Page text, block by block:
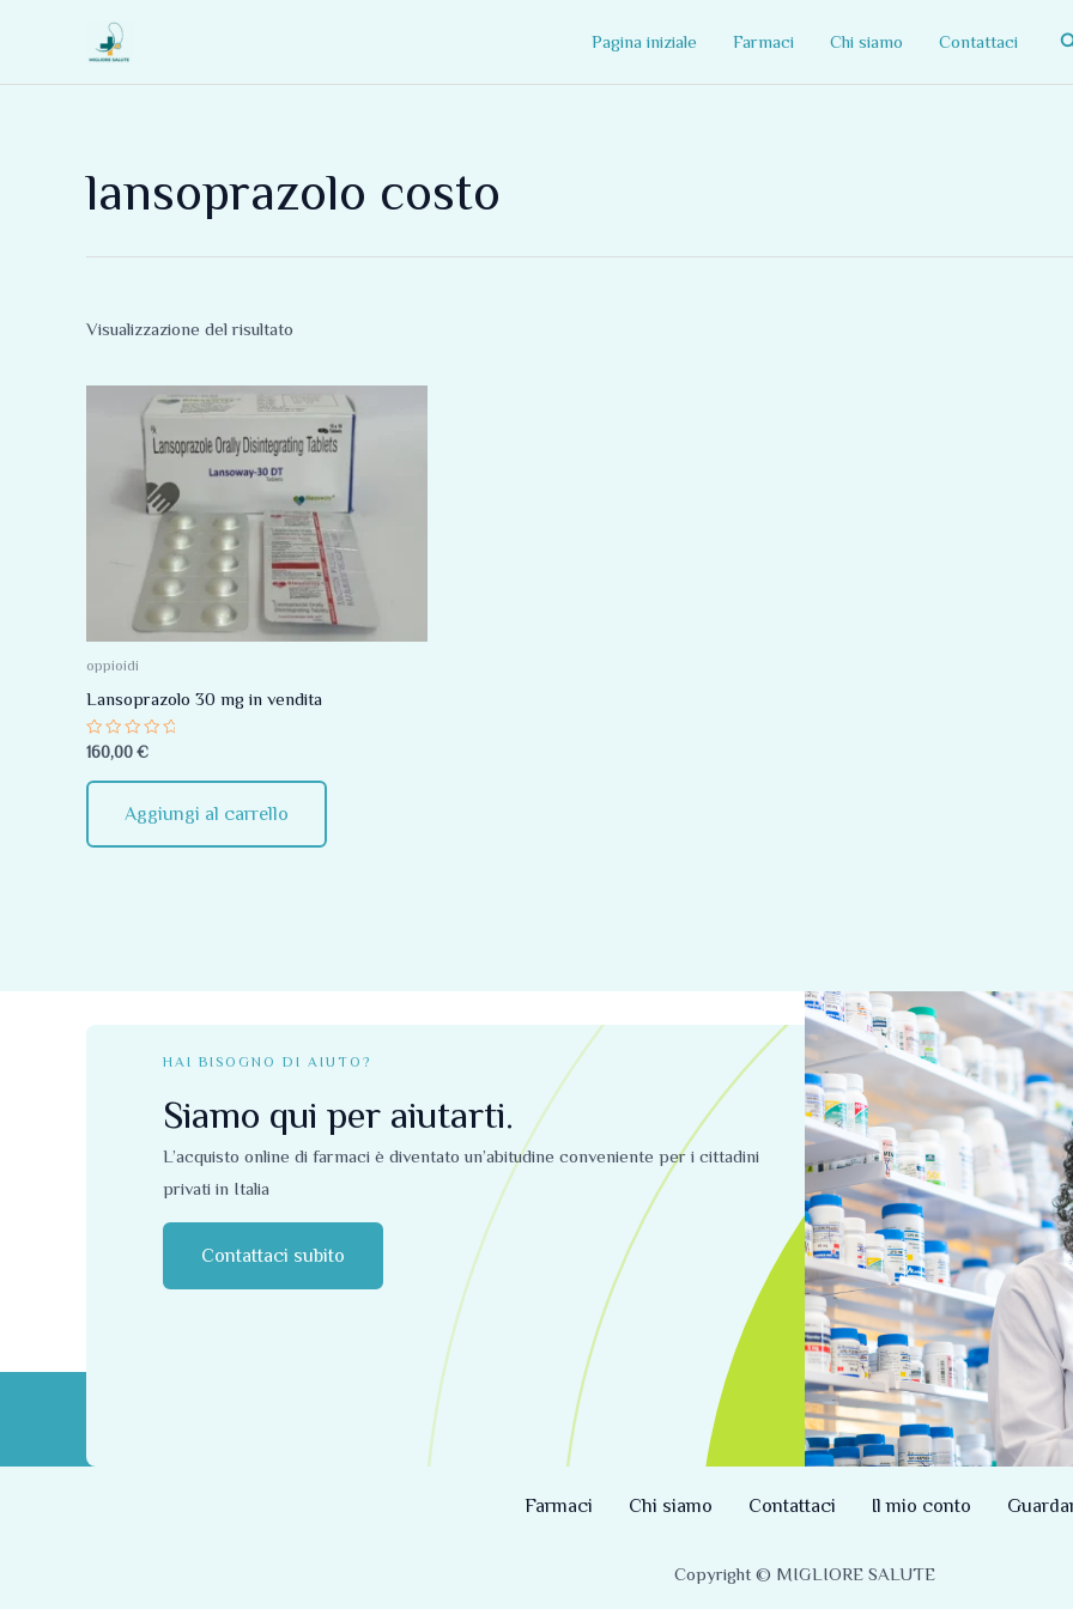
contenuto
Pagina iniziale Farmaci Chi siamo Contattaci
lansoprazolo costo
Visualizzazione del risultato
oppioidi
Lansoprazolo 30 mg in vendita
Valutato
0
su
5
160,00 €
Aggiungi al carrello
HAI BISOGNO DI AIUTO?
Siamo qui per aiutarti.
L’acquisto online di farmaci è diventato un’abitudine conveniente per i cittadini
privati ​​in Italia
Contattaci subito
Farmaci Chi siamo Contattaci Il mio conto
Copyright © MIGLIORE SALUTE